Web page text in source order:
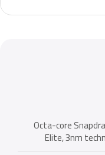
Octa-core
Elite, 3nm